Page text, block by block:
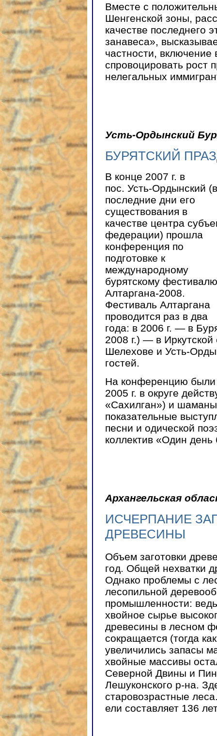
Вместе с
Шенгенской зоны,
качестве последнего
занавеса»,
частности,
спровоцировать рост
нелегальных
Усть-Ордынский
БУРЯТСКИЙ
В конце 2007 г. в
пос. Усть-Ордынский (в
последние дни его
существования в
качестве центра
федерации) прошла
конференция по
подготовке к
международному
бурятскому фестивалю
Алтаргана-2008.
Фестиваль Алтаргана
проводится раз в два
года: в 2006 г. — в
2008 г.) — в Иркутской
Шелехове и Усть-
гостей.
На конференцию
2005 г. в округе
«Сахилган») и
показательные
песни и одической
коллектив «Один день
Архангельская
ИСЧЕРПАНИЕ
ДРЕВЕСИНЫ
Объем заготовки
год. Общей нехватки
Однако проблемы с
лесопильной
промышленности:
хвойное сырье
древесины в лесном
сокращается (тогда
увеличились запасы
хвойные массивы
Северной Двины и
Лешуконского р-на.
старовозрастные
ели составляет 136